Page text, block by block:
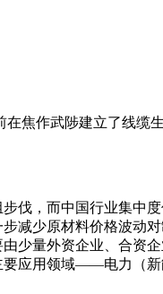
焦作武陟建立了线
伐，而中国行业集中
减少原材料价格波动
少量外资企业、合资
应用领域——电力（